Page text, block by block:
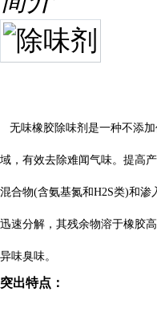
无味橡胶除味剂 是一种不添
域，有效去除难闻气味。提高
混合物(含氨基氮和H2S类)和渗
迅速分解，其残余物溶于橡胶
异味臭味。
突出特点：